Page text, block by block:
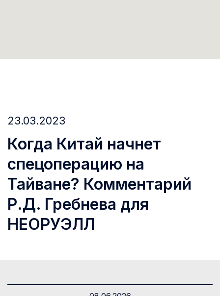
23.03.2023
Когда Китай начнет
спецоперацию на
Тайване? Комментарий
Р.Д. Гребнева для
НЕОРУЭЛЛ